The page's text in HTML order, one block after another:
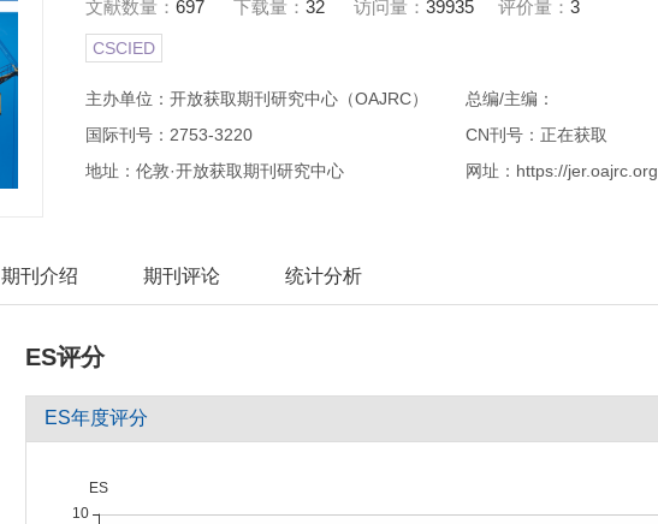
文献数量： 697 下载量： 32 访问量： 39935 评价量： 3
CSCIED
主办单位：开放获取期刊研究中心（OAJRC） 总编/主编：
国际刊号：2753-3220
CN刊号：正在获取
地址：伦敦·开放获取期刊研究中心
网址：https://jer.oajrc.org
期刊介绍 期刊评论 统计分析
ES评分
ES年度评分